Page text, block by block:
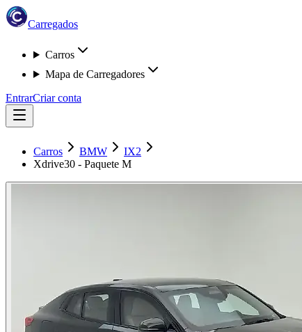
Carregados
Carros
Mapa de Carregadores
EntrarCriar conta
Carros BMW
IX2
Xdrive30 - Paquete M